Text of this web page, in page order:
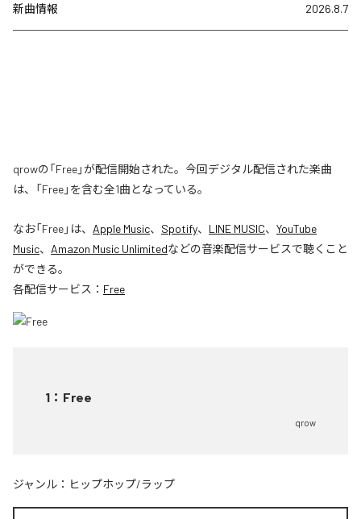
新曲情報 2026.8.7
qrowの「Free」が配信開始された。今回デジタル配信された楽曲
は、「Free」を含む全1曲となっている。
なお「Free」は、 Apple Music、 Spotify、 LINE MUSIC、 YouTube
Music、 Amazon Music Unlimitedなどの音楽配信サービスで聴くこと
ができる。
各配信サービス： Free
1 ： Free
qrow
ジャンル： ヒップホップ/ラップ